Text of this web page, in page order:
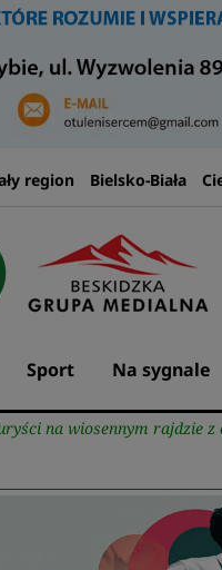
region Bielsko-Biała
Sport Na sygnale
na wiosennym rajdzie z